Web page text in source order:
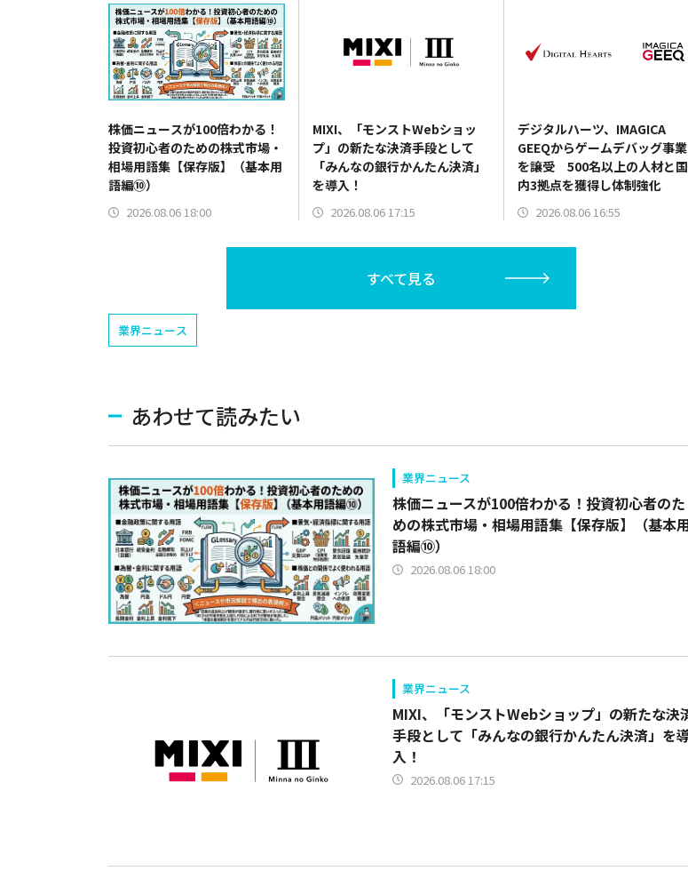
株価ニュースが100倍わかる！
投資初心者のための株式市場・
相場用語集【保存版】（基本用
語編⑩）
2026.08.06 18:00
MIXI、「モンストWebショッ
プ」の新たな決済手段として
「みんなの銀行かんたん決済」
を導入！
2026.08.06 17:15
デジタルハーツ、IMAGICA
GEEQからゲームデバッグ事業
を譲受 500名以上の人材と国
内3拠点を獲得し体制強化
2026.08.06 16:55
すべて見る
業界ニュース
あわせて読みたい
業界ニュース
株価ニュースが100倍わかる！投資初心者のた
めの株式市場・相場用語集【保存版】（基本
語編⑩）
2026.08.06 18:00
業界ニュース
MIXI、「モンストWebショップ」の新たな決
手段として「みんなの銀行かんたん決済」を
入！
2026.08.06 17:15